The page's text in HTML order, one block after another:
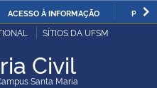
ACESSO À INFORMAÇÃO
SÍTIOS DA UFSM
Civil
Santa Maria